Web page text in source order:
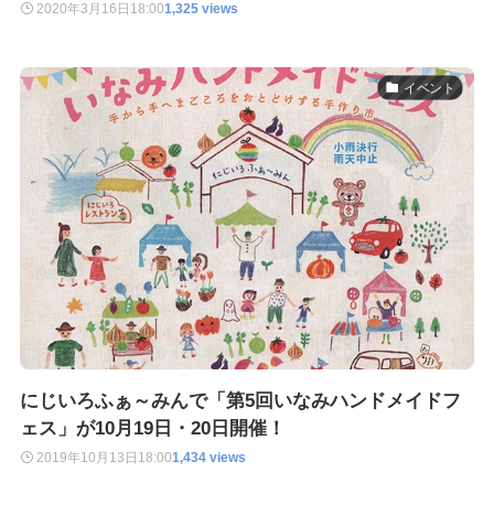
2020年3月16日 18:001,325 views
イベント
にじいろふぁ～みんで「第5回いなみハンドメイドフ
ェス」が10月19日・20日開催！
2019年10月13日 18:001,434 views